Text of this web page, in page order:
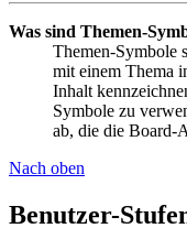
Was sind Themen-
Themen-Symbole
mit einem Thema
Inhalt
Symbole zu
ab, die die Board-
Nach oben
Benutzer-